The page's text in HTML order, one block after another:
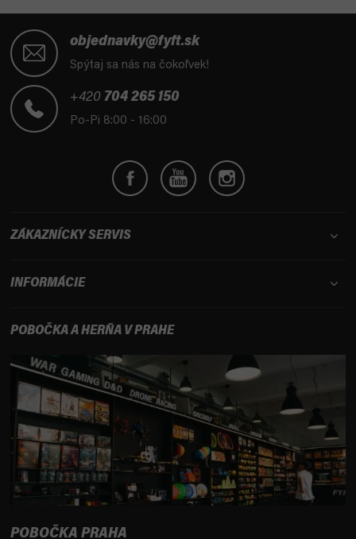
objednavky@fyft.sk
Spýtaj sa nás na čokoľvek!
+420 704 265 150
Po-Pi 8:00 - 16:00
ZÁKAZNÍCKY SERVIS
INFORMÁCIE
POBOČKA A HERŇA V PRAHE
POBOČKA PRAHA